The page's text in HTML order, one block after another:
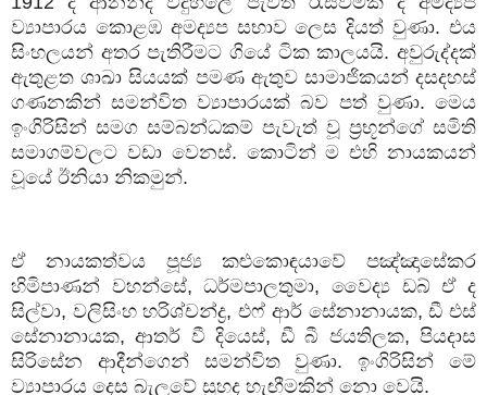
ව්‍යාපාරය කොළඹ අමද්‍යප සභාව ලෙස දියත් වුණා. එය
සිංහලයන් අතර පැතිරීමට ගියේ ටික කාලයයි. අවුරුද්දක්
ඇතුළත ශාඛා සියයක් පමණ ඇතුව සාමාජිකයන් දසදහස්
ගණනකින් සමන්විත ව්‍යාපාරයක් බව පත් වුණා. මෙය
ඉංගිරිසින් සමග සම්බන්ධකම් පැවැත් වූ ප්‍රභූන්ගේ සමිති
සමාගම්වලට වඩා වෙනස්. කොටින් ම එහි නායකයන්
වූයේ ඊනියා නිකමුන්.
ඒ නායකත්වය පූජ්‍ය කළුකොඳයාවේ පඤ්ඤාසේකර
හිමිපාණන් වහන්සේ, ධර්මපාලතුමා, වෛද්‍ය ඩබ් ඒ ද
සිල්වා, වලිසිංහ හරිශ්චන්ද්‍ර, එෆ් ආර් සේනානායක, ඩී එස්
සේනානායක, ආතර් වී දියෙස්, ඩී බී ජයතිලක, පියදාස
සිරිසේන ආදීන්ගෙන් සමන්විත වුණා. ඉංගිරිසින් මේ
ව්‍යාපාරය දෙස බැලුවේ සුහද හැඟීමකින් නො වෙයි.